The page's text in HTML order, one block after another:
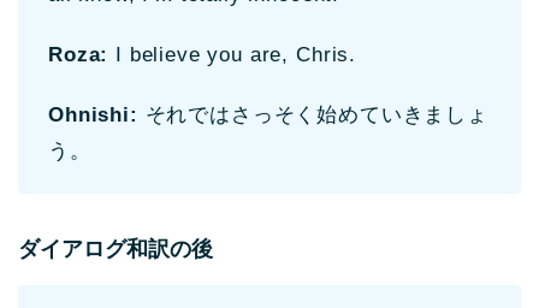
Roza: I believe you are, Chris.
Ohnishi: それではさっそく始めていきましょ
う。
ダイアログ和訳の後